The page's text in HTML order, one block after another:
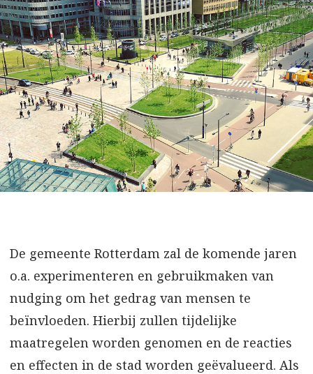
De gemeente Rotterdam zal de komende jaren
o.a. experimenteren en gebruikmaken van
nudging om het gedrag van mensen te
beïnvloeden. Hierbij zullen tijdelijke
maatregelen worden genomen en de reacties
en effecten in de stad worden geëvalueerd. Als